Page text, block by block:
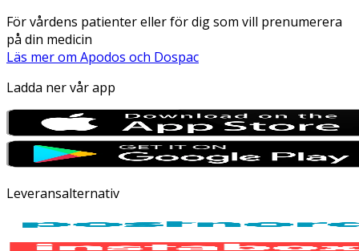
För vårdens patienter eller för dig som vill prenumerera
på din medicin
Läs mer om Apodos och Dospac
Ladda ner vår app
Leveransalternativ